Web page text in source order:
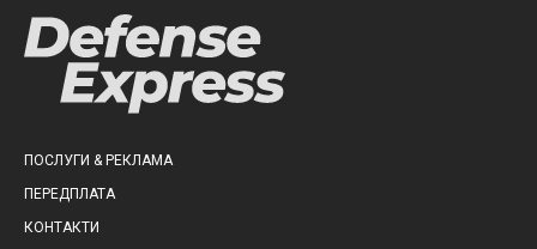
ПОСЛУГИ & РЕКЛАМА
ПЕРЕДПЛАТА
КОНТАКТИ